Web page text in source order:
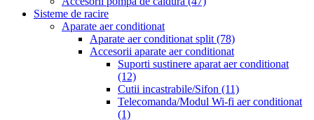
Sisteme de racire
Aparate aer conditionat
Aparate aer conditionat split (78)
Accesorii aparate aer conditionat
Suporti sustinere aparat aer conditionat
(12)
Cutii incastrabile/Sifon (11)
Telecomanda/Modul Wi-fi aer conditionat
(1)